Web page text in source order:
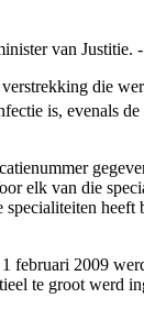
van
die
is, evenals
elk van die
2009
te groot werd